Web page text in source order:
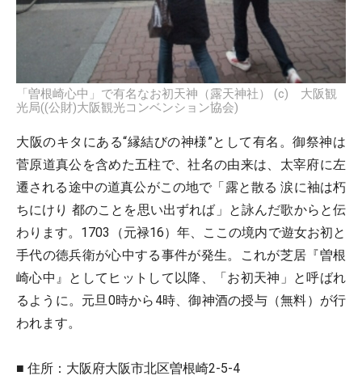
「曽根崎心中」で有名なお初天神（露天神社） (c) 大阪観
光局((公財)大阪観光コンベンション協会)
大阪のキタにある“縁結びの神様”として有名。御祭神は
菅原道真公を含めた五柱で、社名の由来は、太宰府に左
遷される途中の道真公がこの地で「露と散る 涙に袖は朽
ちにけり 都のことを思い出ずれば」と詠んだ歌からと伝
わります。1703（元禄16）年、ここの境内で遊女お初と
手代の徳兵衛が心中する事件が発生。これが芝居『曽根
崎心中』としてヒットして以降、「お初天神」と呼ばれ
るように。元旦0時から4時、御神酒の授与（無料）が行
われます。
■ 住所：大阪府大阪市北区曽根崎2-5-4